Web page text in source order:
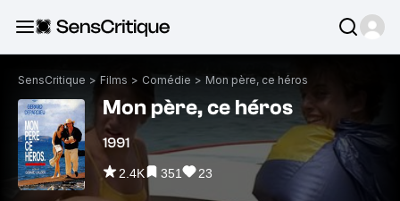
SensCritique > Films > Comédie > Mon père, ce héros
Mon père, ce héros
1991
2.4K 351 23